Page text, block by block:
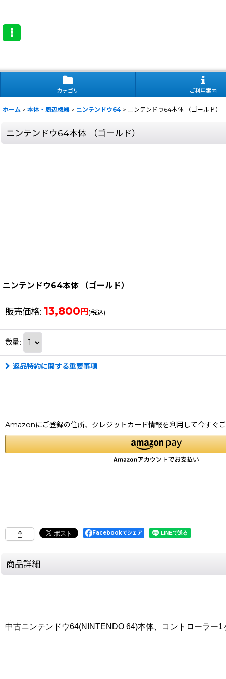
カテゴリ ご利用案内
ホーム > 本体・周辺機器 > ニンテンドウ64 > ニンテンドウ64本体 （ゴールド）
ニンテンドウ64本体 （ゴールド）
ニンテンドウ64本体 （ゴールド）
販売価格: 13,800円(税込)
数量:
返品特約に関する重要事項
Amazonにご登録の住所、クレジットカード情報を利用して今すぐ
Facebookでシェア
商品詳細
中古ニンテンドウ64(NINTENDO 64)本体、コントローラー1